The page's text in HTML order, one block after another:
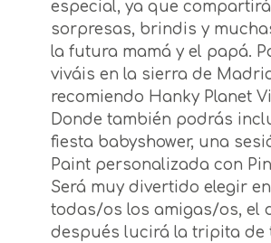
especial, ya que
sorpresas, brindis y
la futura mamá y el papá.
viváis en la sierra de
recomiendo Hanky Planet
Donde también podrás
fiesta babyshower, una
Paint personalizada con
Será muy divertido elegir
todas/os los amigas/os, el
después lucirá la tripita de